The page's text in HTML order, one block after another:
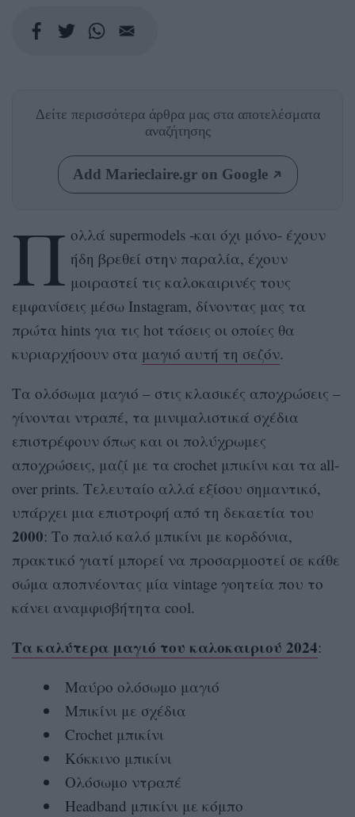
Δείτε περισσότερα άρθρα μας στα αποτελέσματα
αναζήτησης
Add Marieclaire.gr on Google
Π ολλά supermodels -και όχι μόνο- έχουν
ήδη βρεθεί στην παραλία, έχουν
μοιραστεί τις καλοκαιρινές τους
εμφανίσεις μέσω Instagram, δίνοντας μας τα
πρώτα hints για τις hot τάσεις οι οποίες θα
κυριαρχήσουν στα μαγιό αυτή τη σεζόν.
Τα ολόσωμα μαγιό – στις κλασικές αποχρώσεις –
γίνονται ντραπέ, τα μινιμαλιστικά σχέδια
επιστρέφουν όπως και οι πολύχρωμες
αποχρώσεις, μαζί με τα crochet μπικίνι και τα all-
over prints. Τελευταίο αλλά εξίσου σημαντικό,
υπάρχει μια επιστροφή από τη δεκαετία του
2000: Το παλιό καλό μπικίνι με κορδόνια,
πρακτικό γιατί μπορεί να προσαρμοστεί σε κάθε
σώμα αποπνέοντας μία vintage γοητεία που το
κάνει αναμφισβήτητα cool.
Τα καλύτερα μαγιό του καλοκαιριού 2024:
Μαύρο ολόσωμο μαγιό
Μπικίνι με σχέδια
Crochet μπικίνι
Κόκκινο μπικίνι
Ολόσωμο ντραπέ
Headband μπικίνι με κόμπο